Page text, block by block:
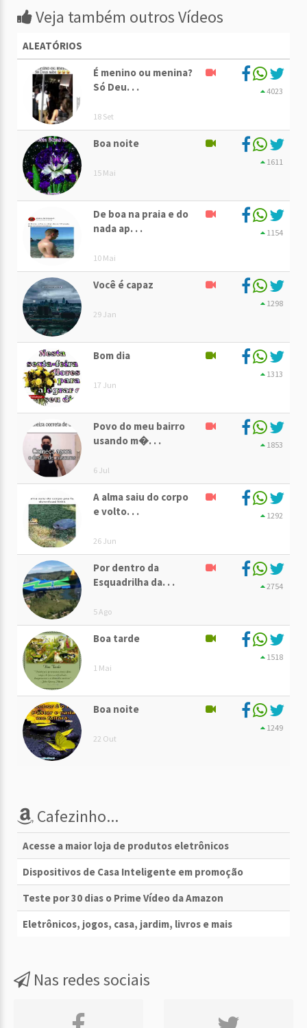
Veja também outros Vídeos
ALEATÓRIOS
É menino ou menina?
Só Deu. . .
18 Set
4023
Boa noite
15 Mai
1611
De boa na praia e do
nada ap. . .
10 Mai
1154
Você é capaz
29 Jan
1298
Bom dia
17 Jun
1313
Povo do meu bairro
usando m�. . .
6 Jul
1853
A alma saiu do corpo
e volto. . .
26 Jun
1292
Por dentro da
Esquadrilha da. . .
5 Ago
2754
Boa tarde
1 Mai
1518
Boa noite
22 Out
1249
Cafezinho...
Acesse a maior loja de produtos eletrônicos
Dispositivos de Casa Inteligente em promoção
Teste por 30 dias o Prime Vídeo da Amazon
Eletrônicos, jogos, casa, jardim, livros e mais
Nas redes sociais